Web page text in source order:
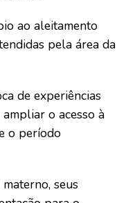
ao aleitamento
pela área da
de experiências
o acesso à
o período
seus